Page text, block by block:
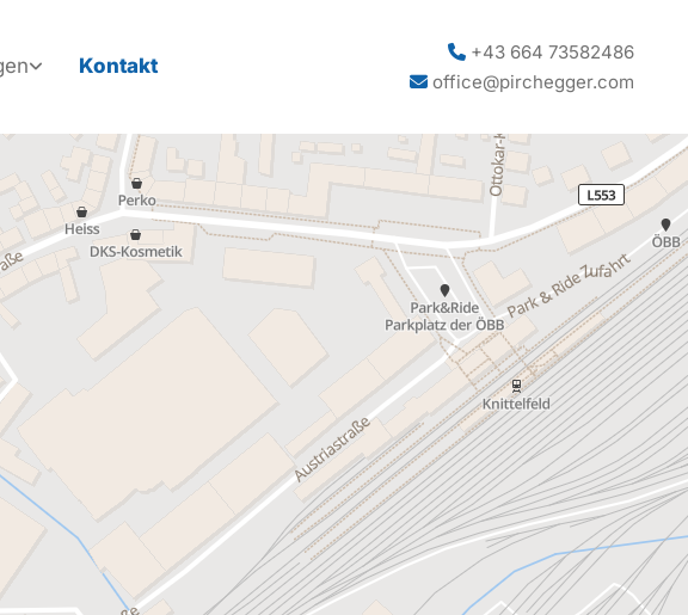
Kontakt
 +43 664 73582486
 office@pirchegger.com